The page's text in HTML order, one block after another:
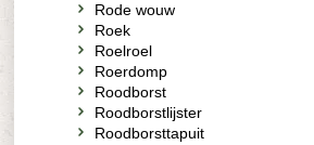
Rode wouw
Roek
Roelroel
Roerdomp
Roodborst
Roodborstlijster
Roodborsttapuit